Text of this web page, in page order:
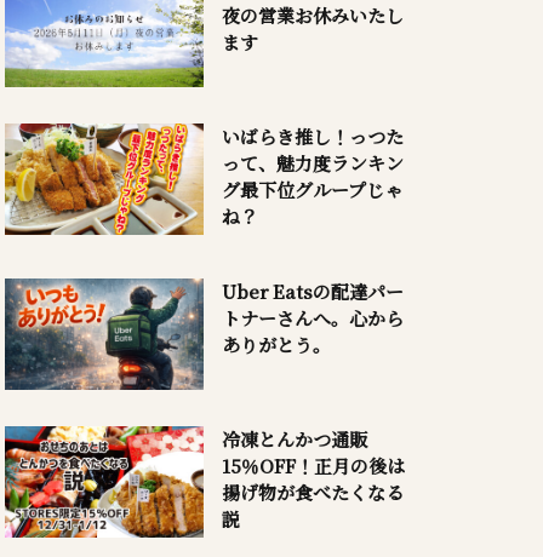
夜の営業お休みいたし
ます
いばらき推し！っつた
って、魅力度ランキン
グ最下位グループじゃ
ね？
Uber Eatsの配達パー
トナーさんへ。心から
ありがとう。
冷凍とんかつ通販
15％OFF！正月の後は
揚げ物が食べたくなる
説